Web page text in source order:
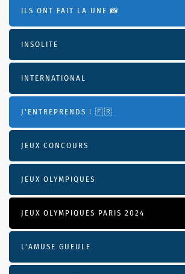
ILS ONT FAIT LA UNE 📸
INSOLITE
INTERNATIONAL
J'ENTREPRENDS ! 🇫🇷
JEUX CONCOURS
JEUX OLYMPIQUES
JEUX OLYMPIQUES PARIS 2024
L'AMUSE GUEULE